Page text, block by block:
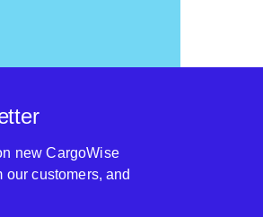
new CargoWise
our customers, and